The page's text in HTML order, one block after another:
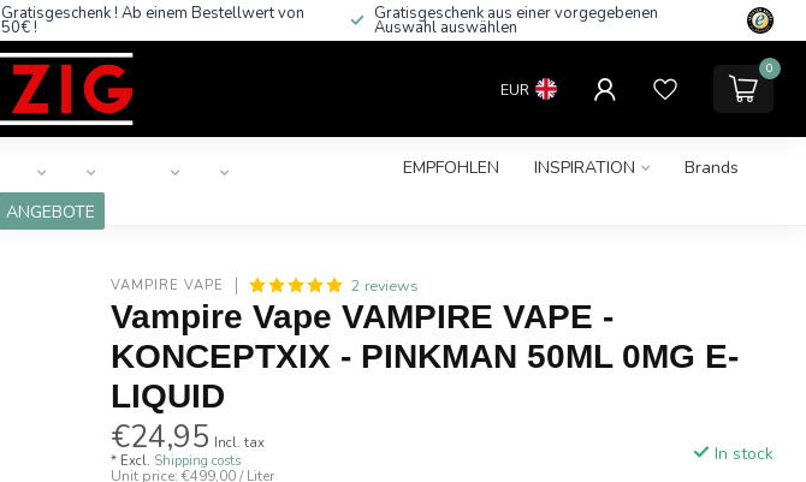
Gratisgeschenk ! Ab einem Bestellwert von
50€ !
Gratisgeschenk aus einer vorgegebenen
Auswahl auswählen
EUR
0
EMPFOHLEN INSPIRATION
Brands
ANGEBOTE
VAMPIRE VAPE 2 reviews
Vampire Vape VAMPIRE VAPE -
KONCEPTXIX - PINKMAN 50ML 0MG E-
LIQUID
€24,95 Incl. tax
* Excl. Shipping costs
Unit price: €499,00 / Liter
In stock